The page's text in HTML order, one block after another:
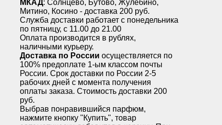
МКАД: Солнцево, Бутово, Жулебино,
Митино, Косино - доставка 200 руб.
Служба доставки работает с понедельника
по пятницу, с 11.00 до 21.00
Оплата производится в рублях,
наличными курьеру.
Доставка по России осуществляется по
100% предоплате 1-ым классом почты
России. Срок доставки по России 2-5
рабочих дней с момента получения
оплаты заказа. Стоимость доставки 200
руб.
Выбрав понравившийся парфюм,
нажмите кнопку "Купить", товар